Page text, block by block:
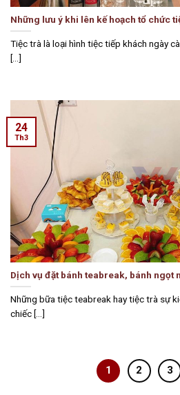
Những lưu ý khi lên kế hoạch tổ chức
Tiệc trà là loại hình tiệc tiếp khách ngày
[...]
Dịch vụ đặt bánh teabreak, bánh ngọt
Những bữa tiệc teabreak hay tiệc trà sự
chiếc [...]
24
Th3
1 2 3